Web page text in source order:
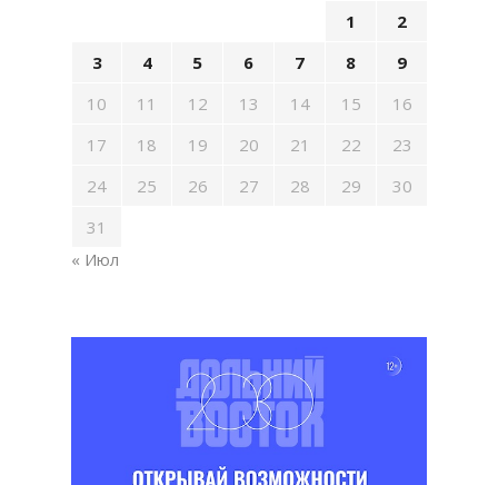
1
2
3
4 5 6 7 8
9
10
11 12 13 14 15
16
17
18 19 20 21 22
23
24
25 26 27 28 29
30
31
« Июл